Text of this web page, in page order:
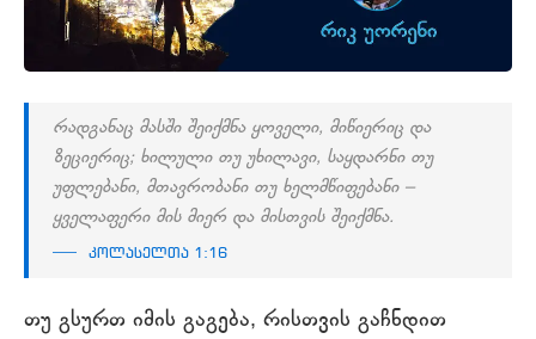
რადგანაც მასში შეიქმნა ყოველი, მიწიერიც და
ზეციერიც; ხილული თუ უხილავი, საყდარნი თუ
უფლებანი, მთავრობანი თუ ხელმწიფებანი –
ყველაფერი მის მიერ და მისთვის შეიქმნა.
კოლასელთა 1:16
თუ გსურთ იმის გაგება, რისთვის გაჩნდით